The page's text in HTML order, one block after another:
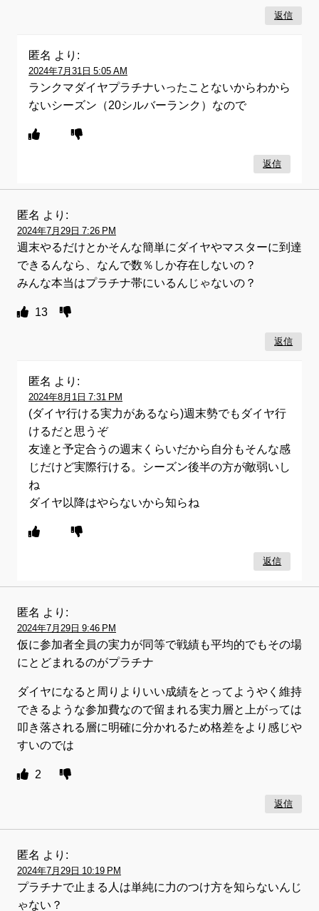
返信
匿名 より:
2024年7月31日 5:05 AM
ランクマダイヤプラチナいったことないからわから
ないシーズン（20シルバーランク）なので
返信
匿名 より:
2024年7月29日 7:26 PM
週末やるだけとかそんな簡単にダイヤやマスターに到達
できるんなら、なんで数％しか存在しないの？
みんな本当はプラチナ帯にいるんじゃないの？
13
返信
匿名 より:
2024年8月1日 7:31 PM
(ダイヤ行ける実力があるなら)週末勢でもダイヤ行
けるだと思うぞ
友達と予定合うの週末くらいだから自分もそんな感
じだけど実際行ける。シーズン後半の方が敵弱いし
ね
ダイヤ以降はやらないから知らね
返信
匿名 より:
2024年7月29日 9:46 PM
仮に参加者全員の実力が同等で戦績も平均的でもその場
にとどまれるのがプラチナ
ダイヤになると周りよりいい成績をとってようやく維持
できるような参加費なので留まれる実力層と上がっては
叩き落される層に明確に分かれるため格差をより感じや
すいのでは
2
返信
匿名 より:
2024年7月29日 10:19 PM
プラチナで止まる人は単純に力のつけ方を知らないんじ
ゃない？